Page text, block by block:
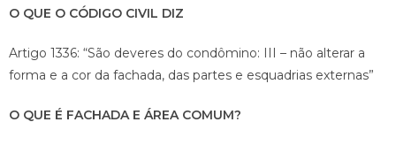
O QUE O CÓDIGO CIVIL DIZ
Artigo 1336: “São deveres do condômino: III – não alterar a
forma e a cor da fachada, das partes e esquadrias externas”
O QUE É FACHADA E ÁREA COMUM?